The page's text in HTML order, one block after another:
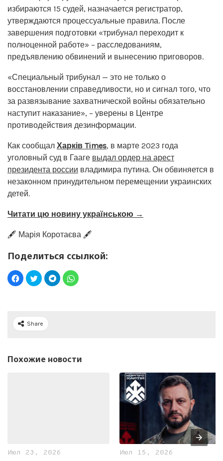
избираются 15 судей, назначается регистратор,
утверждаются процессуальные правила. После
завершения подготовки «трибунал переходит к
полноценной работе» – расследованиям,
предъявлению обвинений и вынесению приговоров.
«Специальный трибунал — это не только о
восстановлении справедливости, но и сигнал того, что
за развязывание захватнической войны обязательно
наступит наказание», – уверены в Центре
противодействия дезинформации.
Как сообщал Харків Times, в марте 2023 года
уголовный суд в Гааге выдал ордер на арест
президента россии владимира путина. Он обвиняется в
незаконном принудительном перемещении украинских
детей.
Читати цю новину українською →
🖋️ Марія Коротаєва 🖋️
Поделиться ссылкой:
Share
Похожие новости
Июл 23, 2026 Июл 15, 2026